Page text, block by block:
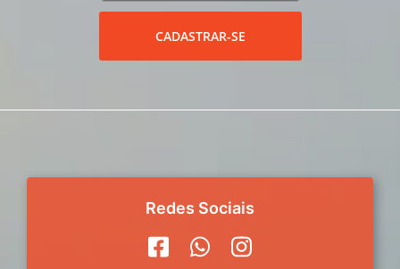
CADASTRAR-SE
Redes Sociais